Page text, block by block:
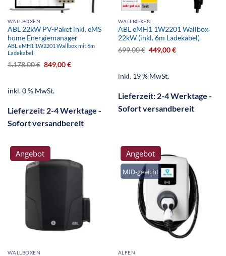
WALLBOXEN
ABL 22kW PV-Paket inkl. eMS
home Energiemanager
ABL eMH1 1W2201 Wallbox mit 6m
Ladekabel
1.178,00€ 849,00€
inkl. 0 % MwSt.
Lieferzeit: 2-4 Werktage -
Sofort versandbereit
WALLBOXEN
ABL eMH1 1W2201 Wallbox
22kW (inkl. 6m Ladekabel)
699,00€ 449,00€
inkl. 19 % MwSt.
Lieferzeit: 2-4 Werktage -
Sofort versandbereit
Angebot
WALLBOXEN
MID-geeicht
Angebot
ALFEN